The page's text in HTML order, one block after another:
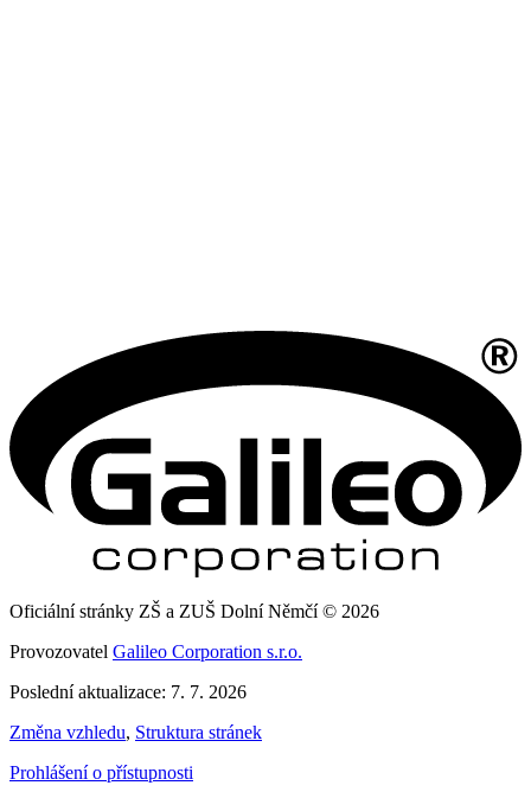
Oficiální stránky ZŠ a ZUŠ Dolní Němčí © 2026
Provozovatel Galileo Corporation s.r.o.
Poslední aktualizace: 7. 7. 2026
Změna vzhledu, Struktura stránek
Prohlášení o přístupnosti